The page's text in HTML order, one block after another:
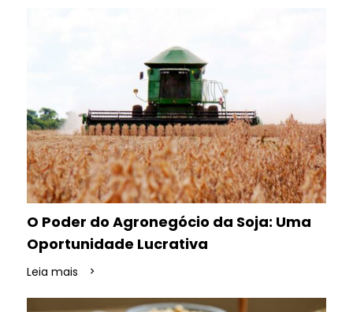
O Poder do Agronegócio da Soja: Uma
Oportunidade Lucrativa
Leia mais